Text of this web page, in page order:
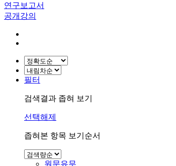
연구보고서
공개강의
필터
검색결과 좁혀 보기
선택해제
좁혀본 항목 보기순서
원문유무